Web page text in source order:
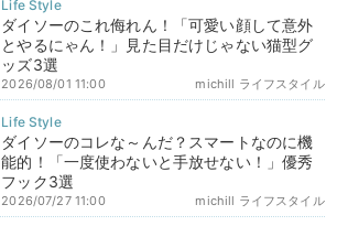
ダイソーのこれ侮れん！「可愛い顔して意外
とやるにゃん！」見た目だけじゃない猫型グ
ッズ3選
michill ライフスタイル
2026/08/01 11:00
ダイソーのコレな～んだ？スマートなのに機
能的！「一度使わないと手放せない！」優秀
フック3選
michill ライフスタイル
2026/07/27 11:00